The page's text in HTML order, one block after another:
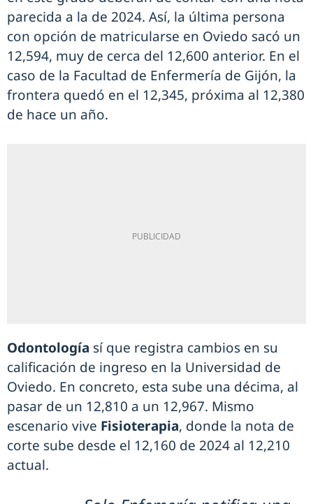
parecida a la de 2024. Así, la última persona
con opción de matricularse en Oviedo sacó un
12,594, muy de cerca del 12,600 anterior. En el
caso de la Facultad de Enfermería de Gijón, la
frontera quedó en el 12,345, próxima al 12,380
de hace un año.
Odontología sí que registra cambios en su
calificación de ingreso en la Universidad de
Oviedo. En concreto, esta sube una décima, al
pasar de un 12,810 a un 12,967. Mismo
escenario vive Fisioterapia, donde la nota de
corte sube desde el 12,160 de 2024 al 12,210
actual.